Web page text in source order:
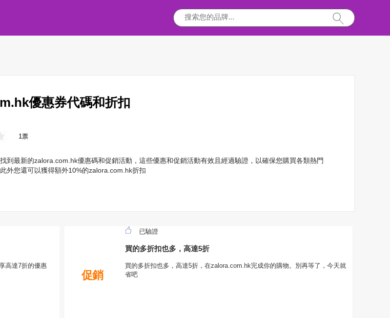
優惠券代碼和折扣
1票
到最新的zalora.com.hk優惠碼和促銷活動，這些優惠和促銷活動有效且經過驗證，以確保您購買各類熱門
外您還可以獲得額外10%的zalora.com.hk折扣
高達7折的優惠
促銷
已驗證
買的多折扣也多，高達5折
買的多折扣也多，高達5折，在zalora.com.hk完成你的購物。別再等了，今天就
省吧